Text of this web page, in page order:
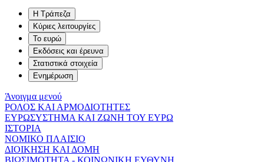
Η Τράπεζα
Κύριες λειτουργίες
Το ευρώ
Εκδόσεις και έρευνα
Στατιστικά στοιχεία
Ενημέρωση
Άνοιγμα μενού
ΡΟΛΟΣ ΚΑΙ ΑΡΜΟΔΙΟΤΗΤΕΣ
ΕΥΡΩΣΥΣΤΗΜΑ ΚΑΙ ΖΩΝΗ ΤΟΥ ΕΥΡΩ
ΙΣΤΟΡΙΑ
ΝΟΜΙΚΟ ΠΛΑΙΣΙΟ
ΔΙΟΙΚΗΣΗ ΚΑΙ ΔΟΜΗ
ΒΙΩΣΙΜΟΤΗΤΑ - ΚΟΙΝΩΝΙΚΗ ΕΥΘΥΝΗ